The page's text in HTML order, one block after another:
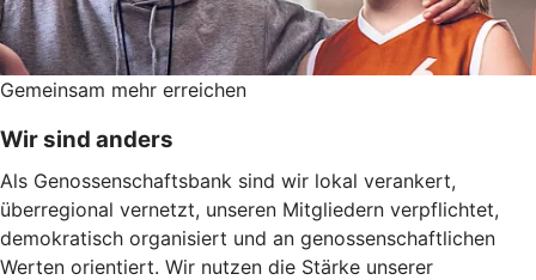
Gemeinsam mehr erreichen
Wir sind anders
Als Genossenschaftsbank sind wir lokal verankert,
überregional vernetzt, unseren Mitgliedern verpflichtet,
demokratisch organisiert und an genossenschaftlichen
Werten orientiert. Wir nutzen die Stärke unserer